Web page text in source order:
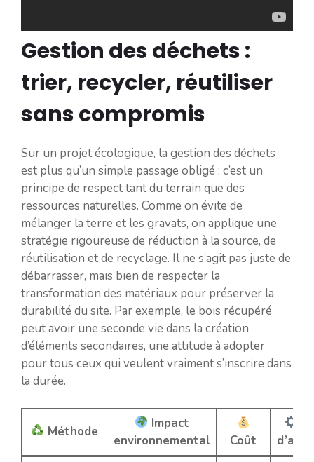
Gestion des déchets :
trier, recycler, réutiliser
sans compromis
Sur un projet écologique, la gestion des déchets
est plus qu’un simple passage obligé : c’est un
principe de respect tant du terrain que des
ressources naturelles. Comme on évite de
mélanger la terre et les gravats, on applique une
stratégie rigoureuse de réduction à la source, de
réutilisation et de recyclage. Il ne s’agit pas juste de
débarrasser, mais bien de respecter la
transformation des matériaux pour préserver la
durabilité du site. Par exemple, le bois récupéré
peut avoir une seconde vie dans la création
d’éléments secondaires, une attitude à adopter
pour tous ceux qui veulent vraiment s’inscrire dans
la durée.
Méthode
Impact
environnemental
Coût